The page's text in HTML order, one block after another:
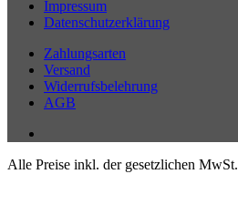
Impressum
Datenschutzerklärung
Zahlungsarten
Versand
Widerrufsbelehrung
AGB
Alle Preise inkl. der gesetzlichen MwSt.